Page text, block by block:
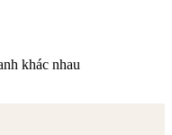
khác nhau